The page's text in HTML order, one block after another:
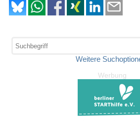
Weitere
Werbung